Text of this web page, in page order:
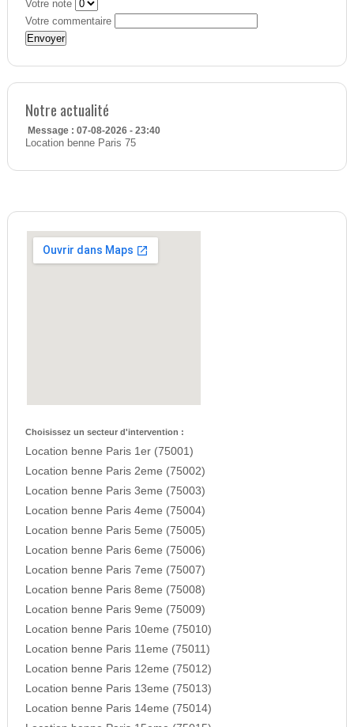
Votre note
Votre commentaire
Notre actualité
Message : 07-08-2026 - 23:40
Location benne Paris 75
Choisissez un secteur d'intervention :
Location benne Paris 1er (75001)
Location benne Paris 2eme (75002)
Location benne Paris 3eme (75003)
Location benne Paris 4eme (75004)
Location benne Paris 5eme (75005)
Location benne Paris 6eme (75006)
Location benne Paris 7eme (75007)
Location benne Paris 8eme (75008)
Location benne Paris 9eme (75009)
Location benne Paris 10eme (75010)
Location benne Paris 11eme (75011)
Location benne Paris 12eme (75012)
Location benne Paris 13eme (75013)
Location benne Paris 14eme (75014)